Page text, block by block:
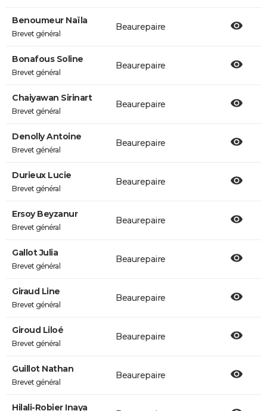
Benoumeur Naïla
Brevet général
Beaurepaire
Bonafous Soline
Brevet général
Beaurepaire
Chaiyawan Sirinart
Brevet général
Beaurepaire
Denolly Antoine
Brevet général
Beaurepaire
Durieux Lucie
Brevet général
Beaurepaire
Ersoy Beyzanur
Brevet général
Beaurepaire
Gallot Julia
Brevet général
Beaurepaire
Giraud Line
Brevet général
Beaurepaire
Giroud Liloé
Brevet général
Beaurepaire
Guillot Nathan
Brevet général
Beaurepaire
Hilali-Robier Inaya